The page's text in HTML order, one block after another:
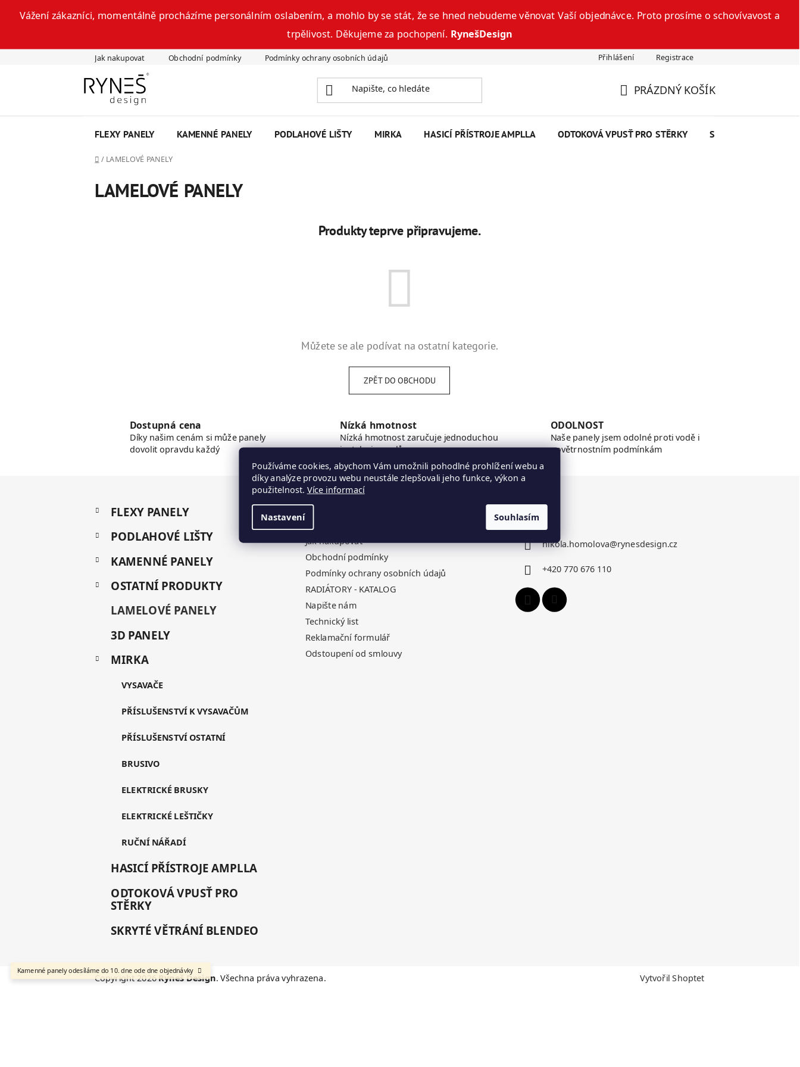
Vážení zákazníci, momentálně procházíme personálním oslabením, a mohlo by se stát, že se hned nebudeme věnovat Vaší objednávce. Proto prosíme o schovívavost a
trpělivost. Děkujeme za pochopení. RynešDesign
Používáme cookies, abychom Vám umožnili pohodlné prohlížení webu a
díky analýze provozu webu neustále zlepšovali jeho funkce, výkon a
použitelnost. Více informací
Nastavení Souhlasím
Kamenné panely odesíláme do 10. dne ode dne objednávky
Jak nakupovat Obchodní podmínky Podmínky ochrany osobních údajů Technický list Reklamační formulář
Přihlášení Registrace
KOŠÍK
PRÁZDNÝ KOŠÍK
FLEXY PANELY KAMENNÉ PANELY PODLAHOVÉ LIŠTY MIRKA HASICÍ PŘÍSTROJE AMPLLA ODTOKOVÁ VPUSŤ PRO STĚRKY SEMINÁŘE
Domů
/ LAMELOVÉ PANELY
LAMELOVÉ PANELY
Produkty teprve připravujeme.
Můžete se ale podívat na ostatní kategorie.
ZPĚT DO OBCHODU
Dostupná cena
Díky našim cenám si může panely
dovolit opravdu každý
Nízká hmotnost
Nízká hmotnost zaručuje jednoduchou
instalaci panelů
ODOLNOST
Naše panely jsem odolné proti vodě i
povětrnostním podmínkám
kategorie
K
a
e
o
i
FLEXY PANELY
PODLAHOVÉ LIŠTY
KAMENNÉ PANELY
OSTATNÍ PRODUKTY
LAMELOVÉ PANELY
3D PANELY
MIRKA
VYSAVAČE
PŘÍSLUŠENSTVÍ K VYSAVAČŮM
PŘÍSLUŠENSTVÍ OSTATNÍ
BRUSIVO
ELEKTRICKÉ BRUSKY
ELEKTRICKÉ LEŠTIČKY
RUČNÍ NÁŘADÍ
HASICÍ PŘÍSTROJE AMPLLA
ODTOKOVÁ VPUSŤ PRO
STĚRKY
SKRYTÉ VĚTRÁNÍ BLENDEO
Informace pro vás
Jak nakupovat
Obchodní podmínky
Podmínky ochrany osobních údajů
RADIÁTORY - KATALOG
Napište nám
Technický list
Reklamační formulář
Odstoupení od smlouvy
Kontakt
nikola.homolova@rynesdesign.cz
+420 770 676 110
Vytvořil Shoptet
Copyright 2026Ryneš Design. Všechna práva vyhrazena.